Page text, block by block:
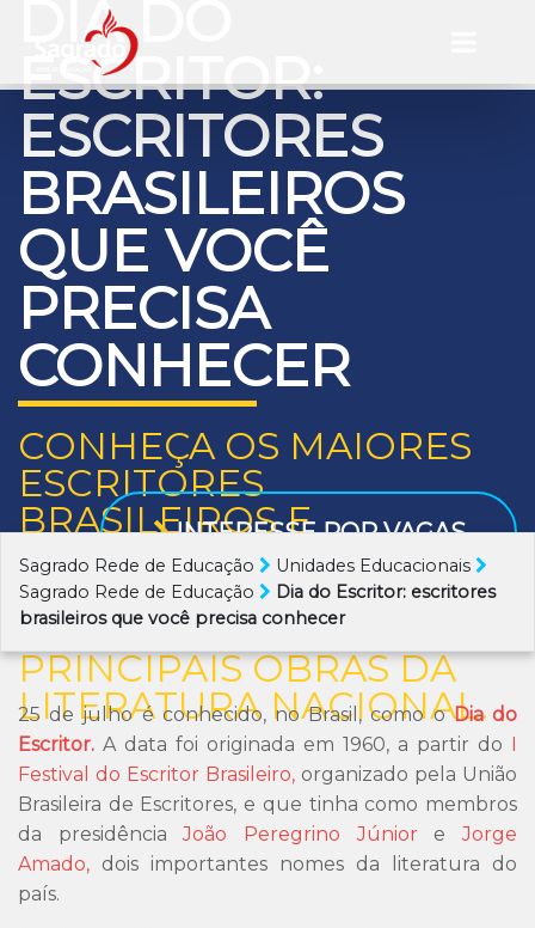
DIA DO
ESCRITOR:
ESCRITORES
BRASILEIROS
QUE VOCÊ
PRECISA
CONHECER
CONHEÇA OS MAIORES
ESCRITORES
BRASILEIROS E
COMEMORE O DIA DO
ESCRITOR
RELEMBRANDO AS
PRINCIPAIS OBRAS DA
LITERATURA NACIONAL.
INTERESSE POR VAGAS
Sagrado Rede de Educação
Unidades Educacionais
Sagrado Rede de Educação
Dia do Escritor: escritores
brasileiros que você precisa conhecer
25 de julho é conhecido, no Brasil, como o Dia do
Escritor. A data foi originada em 1960, a partir do I
Festival do Escritor Brasileiro, organizado pela União
Brasileira de Escritores, e que tinha como membros
da presidênciaJoão Peregrino Júnior eJorge
Amado, dois importantes nomes da literatura do
país.